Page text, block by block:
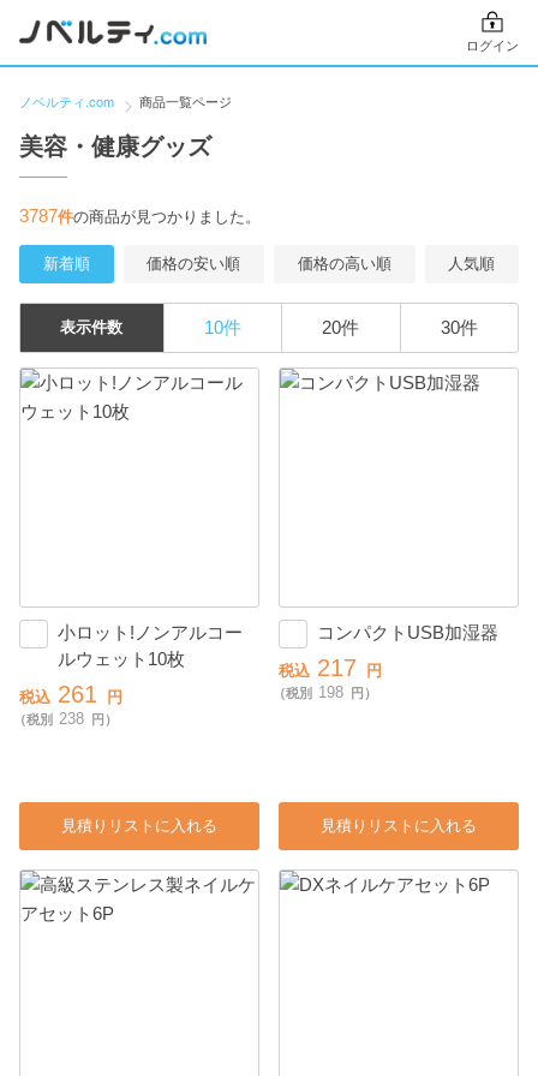
ログイン
ノベルティ.com 商品一覧ページ
美容・健康グッズ
3787件の商品が見つかりました。
新着順 価格の安い順 価格の高い順 人気順
表示件数 10件 20件 30件
小ロット!ノンアルコー
ルウェット10枚
税込 261 円
（税別 238 円）
見積りリストに入れる
コンパクトUSB加湿器
税込 217 円
（税別 198 円）
見積りリストに入れる